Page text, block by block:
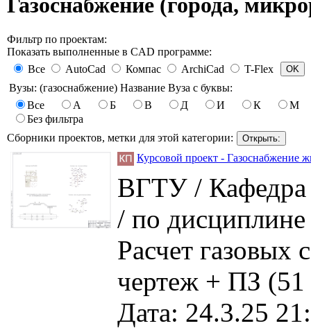
Газоснабжение (города,
Фильтр по проектам:
Показать выполненные в CAD программе:
Все
AutoCad Компас ArchiCad
T-Flex
Вузы: (газоснабжение) Название Вуза с буквы:
Все
А Б В Д И К
М
Без фильтра
Сборники проектов, метки для этой категории:
Курсовой проект - Газоснабжение
ВГТУ / Кафедра
/ по дисциплине
Расчет газовых
чертеж + ПЗ (51
Дата: 24.3.25